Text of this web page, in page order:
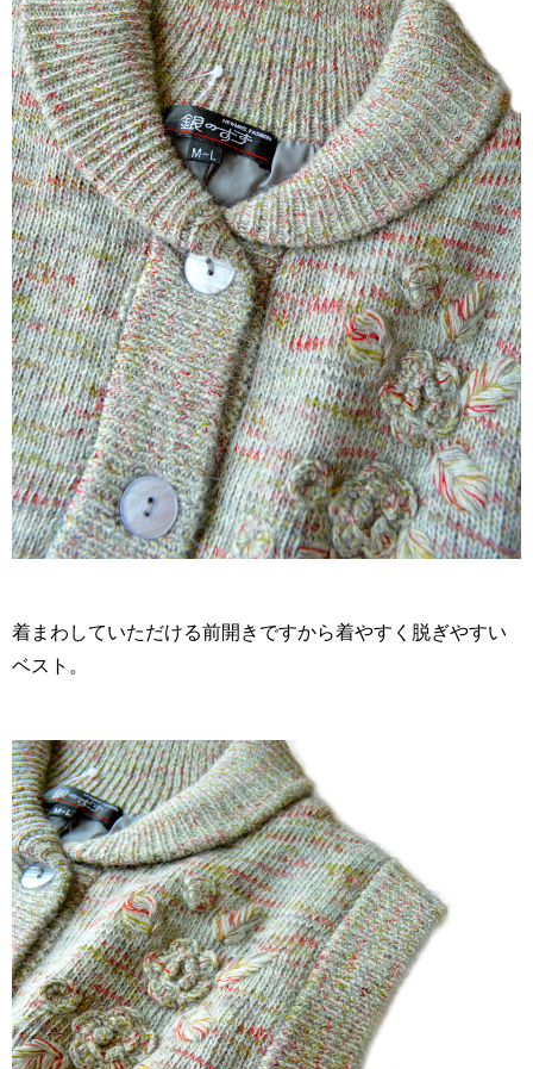
着まわしていただける前開きですから着やすく脱ぎやすい
ベスト。